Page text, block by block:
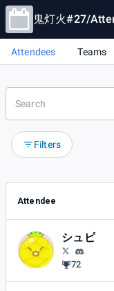
鬼灯火#27/
Attendees Teams
Filters
Attendee
シュピ
72